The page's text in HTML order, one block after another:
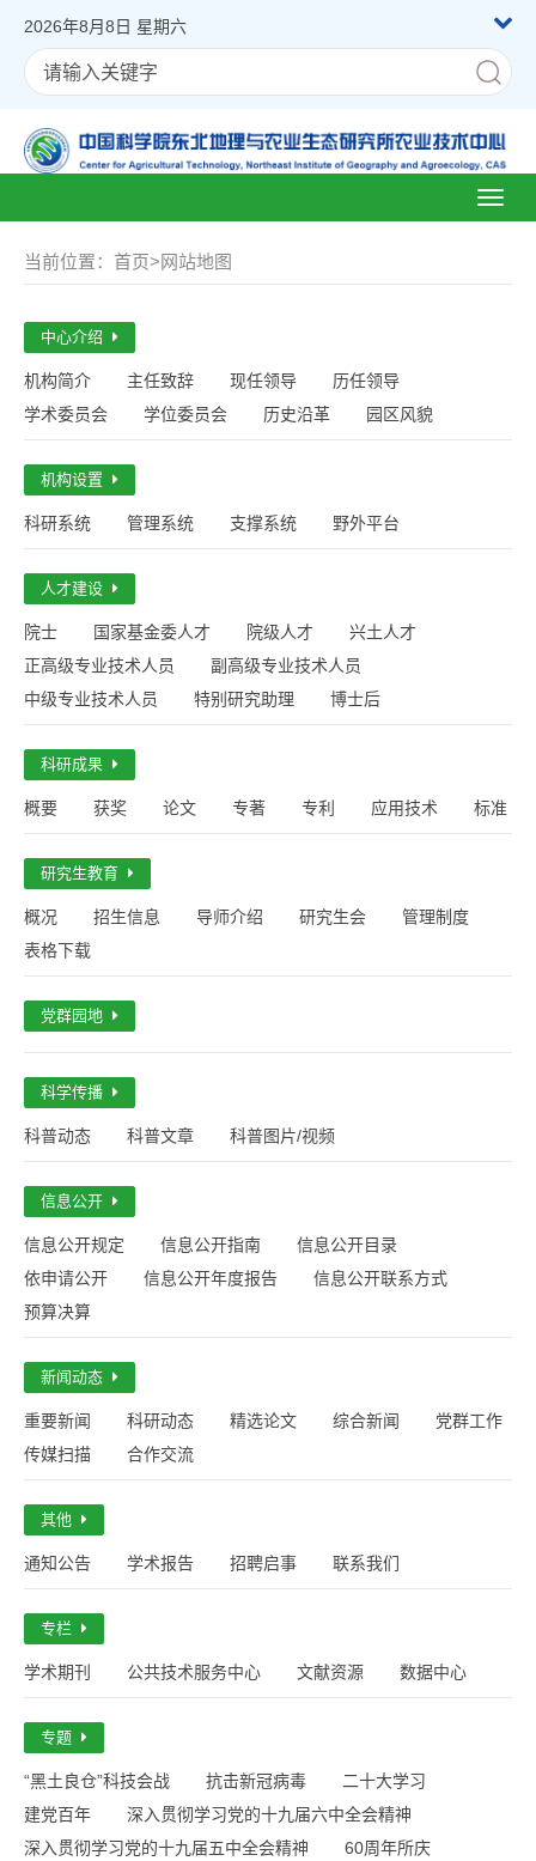
2026年8月8日 星期六
当前位置： 首页>网站地图
中心介绍
机构简介 主任致辞 现任领导
历任领导
学术委员会
学位委员会 历史沿革 园区风貌
机构设置
科研系统 管理系统 支撑系统 野外平台
人才建设
院士 国家基金委人才 院级人才
兴土人才
正高级专业技术人员
副高级专业技术人员
中级专业技术人员
特别研究助理 博士后
科研成果
概要 获奖 论文 专著 专利 应用技术 标准
研究生教育
概况 招生信息 导师介绍 研究生会
管理制度
表格下载
党群园地
科学传播
科普动态 科普文章 科普图片/视频
信息公开
信息公开规定 信息公开指南
信息公开目录
依申请公开
信息公开年度报告
信息公开联系方式
预算决算
新闻动态
重要新闻 科研动态 精选论文 综合新闻
党群工作
传媒扫描
合作交流
其他
通知公告 学术报告 招聘启事 联系我们
专栏
学术期刊 公共技术服务中心 文献资源 数据中心
专题
“黑土良仓”科技会战 抗击新冠病毒
二十大学习
建党百年
深入贯彻学习党的十九届六中全会精神
深入贯彻学习党的十九届五中全会精神
60周年所庆